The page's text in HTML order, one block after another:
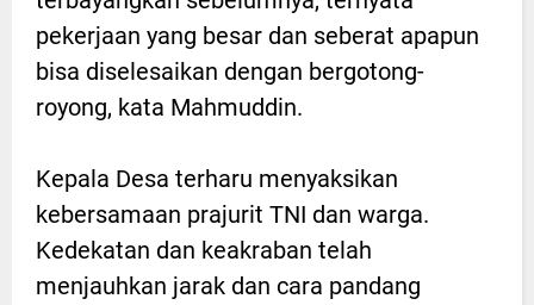
pekerjaan yang besar dan seberat apapun
bisa diselesaikan dengan bergotong-
royong, kata Mahmuddin.
Kepala Desa terharu menyaksikan
kebersamaan prajurit TNI dan warga.
Kedekatan dan keakraban telah
menjauhkan jarak dan cara pandang